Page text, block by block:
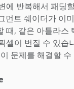
에 반복해서 패딩
먼트 쉐이더가 이
때, 같은 아틀라스
셀이 번질 수 있습
문제를 해결할 수